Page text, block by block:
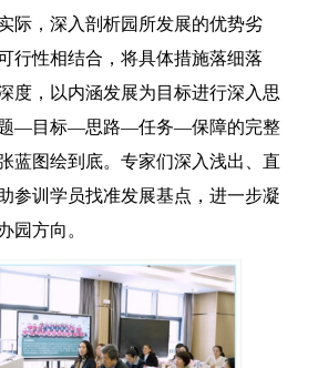
际，深入剖析园所发展的优势劣
行性相结合，将具体措施落细落
度，以内涵发展为目标进行深入思
题—目标—思路—任务—保障的完整
蓝图绘到底。专家们深入浅出、直
参训学员找准发展基点，进一步凝
园方向。